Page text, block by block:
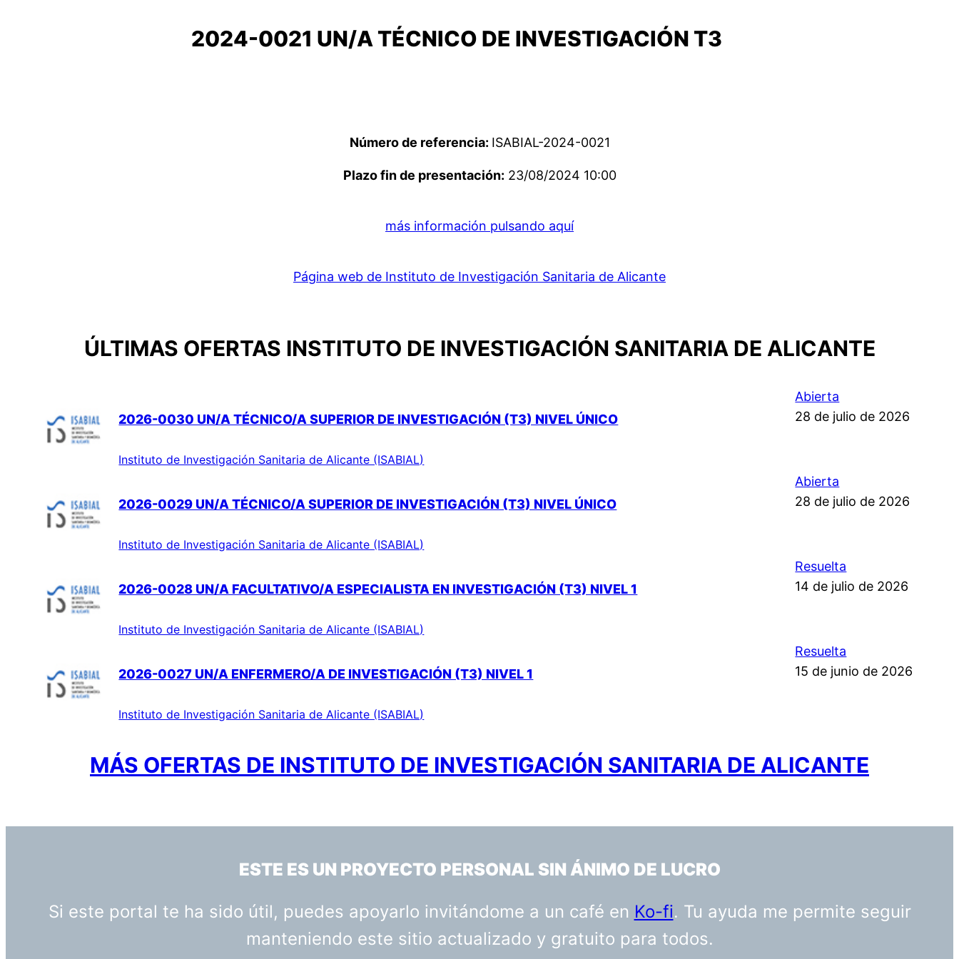
2024-0021 UN/A TÉCNICO DE INVESTIGACIÓN T3
Número de referencia: ISABIAL-2024-0021
Plazo fin de presentación: 23/08/2024 10:00
más información pulsando aquí
Página web de Instituto de Investigación Sanitaria de Alicante
ÚLTIMAS OFERTAS INSTITUTO DE INVESTIGACIÓN SANITARIA DE ALICANTE
2026-0030 UN/A TÉCNICO/A SUPERIOR DE INVESTIGACIÓN (T3) NIVEL ÚNICO
Instituto de Investigación Sanitaria de Alicante (ISABIAL)
Abierta
28 de julio de 2026
2026-0029 UN/A TÉCNICO/A SUPERIOR DE INVESTIGACIÓN (T3) NIVEL ÚNICO
Instituto de Investigación Sanitaria de Alicante (ISABIAL)
Abierta
28 de julio de 2026
2026-0028 UN/A FACULTATIVO/A ESPECIALISTA EN INVESTIGACIÓN (T3) NIVEL 1
Instituto de Investigación Sanitaria de Alicante (ISABIAL)
Resuelta
14 de julio de 2026
2026-0027 UN/A ENFERMERO/A DE INVESTIGACIÓN (T3) NIVEL 1
Instituto de Investigación Sanitaria de Alicante (ISABIAL)
Resuelta
15 de junio de 2026
MÁS OFERTAS DE INSTITUTO DE INVESTIGACIÓN SANITARIA DE ALICANTE
ESTE ES UN PROYECTO PERSONAL SIN ÁNIMO DE LUCRO
Si este portal te ha sido útil, puedes apoyarlo invitándome a un café en Ko-fi. Tu ayuda me permite seguir
manteniendo este sitio actualizado y gratuito para todos.